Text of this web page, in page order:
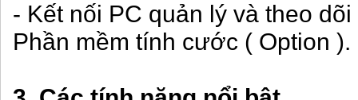
- Kết nối PC quản lý và theo
Phần mềm tính cước ( Option ).